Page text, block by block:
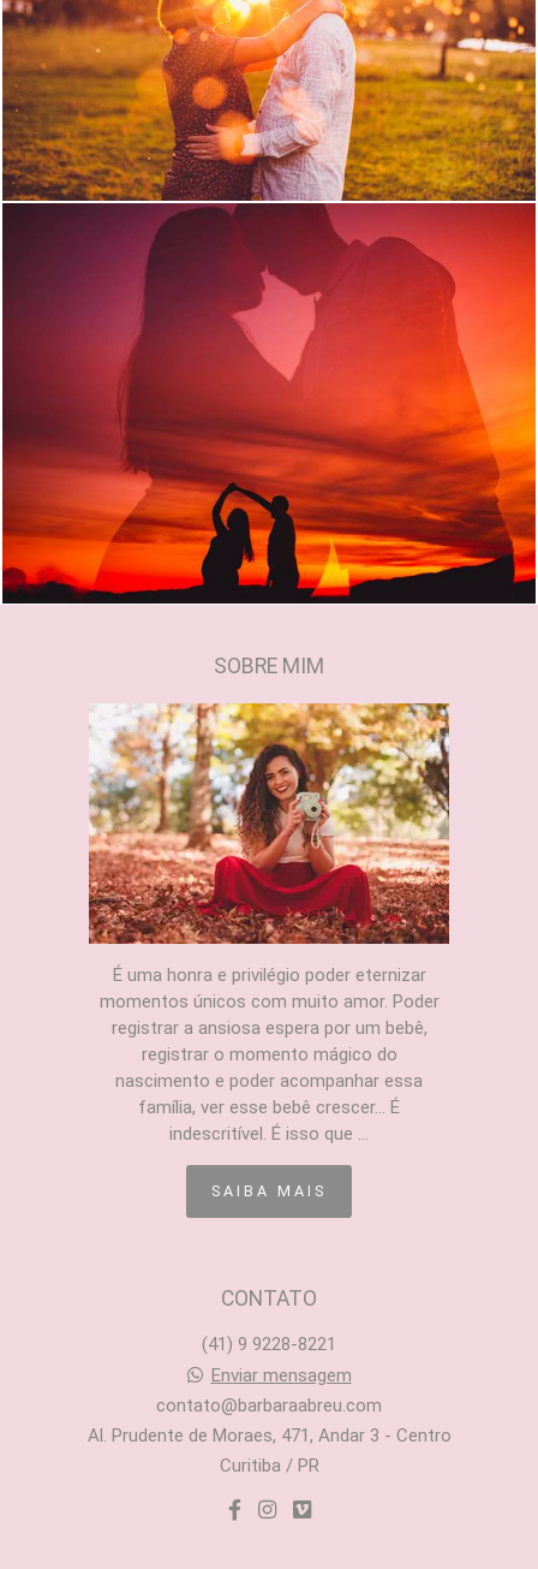
1581 1
1271
SOBRE MIM
É uma honra e privilégio poder eternizar
momentos únicos com muito amor. Poder
registrar a ansiosa espera por um bebê,
registrar o momento mágico do
nascimento e poder acompanhar essa
família, ver esse bebê crescer... É
indescritível. É isso que ...
SAIBA MAIS
CONTATO
(41) 9 9228-8221
Enviar mensagem
contato@barbaraabreu.com
Al. Prudente de Moraes, 471, Andar 3 - Centro
Curitiba / PR